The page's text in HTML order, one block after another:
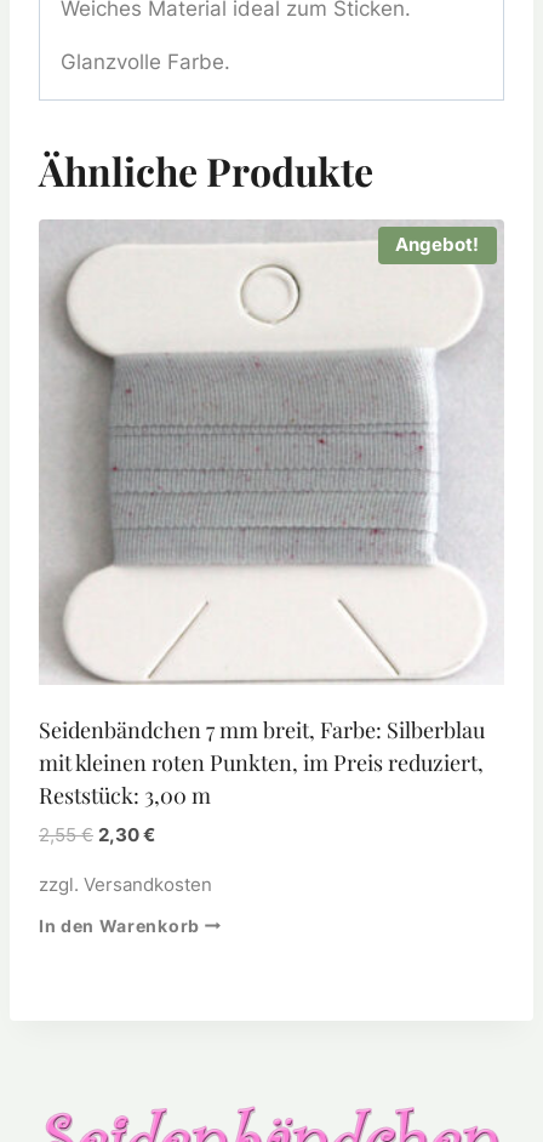
Weiches Material ideal zum Sticken.
Glanzvolle Farbe.
Ähnliche Produkte
Angebot!
Seidenbändchen 7 mm breit, Farbe: Silberblau
mit kleinen roten Punkten, im Preis reduziert,
Reststück: 3,00 m
2,55€ 2,30€
zzgl. Versandkosten
In den Warenkorb